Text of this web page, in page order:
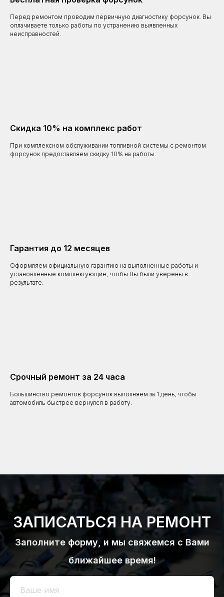
Перед ремонтом проводим первичную диагностику форсунок. Вы
оплачиваете только работы по устранению выявленных
неисправностей.
Скидка 10% на комплекс работ
При комплексном обслуживании топливной системы с ремонтом
форсунок предоставляем скидку 10% на работы.
Гарантия до 12 месяцев
Оформляем официальную гарантию на выполненные работы и
установленные комплектующие, чтобы Вы были уверены в
результате.
Срочный ремонт за 24 часа
Большинство ремонтов форсунок выполняем за 1 день, чтобы
автомобиль быстрее вернулся в работу.
ЗАПИСАТЬСЯ НА РЕМОНТ
Заполните форму, и мы свяжемся с Вами
ближайшее время!